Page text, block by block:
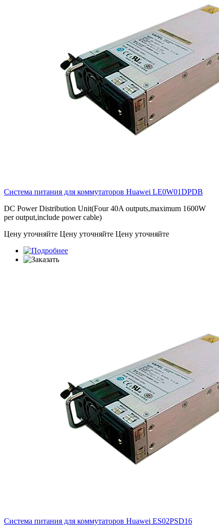
Система питания для коммутаторов Huawei LE0W01DPDB
DC Power Distribution Unit(Four 40A outputs,maximum 1600W
per output,include power cable)
Цену уточняйте Цену уточняйте Цену уточняйте
Система питания для коммутаторов Huawei ES02PSD16